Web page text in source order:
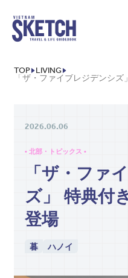
TOP LIVING
2026.06.06
• 北部・トピックス •
「ザ・ファ
ズ」 特典付
登場
暮 ハノイ